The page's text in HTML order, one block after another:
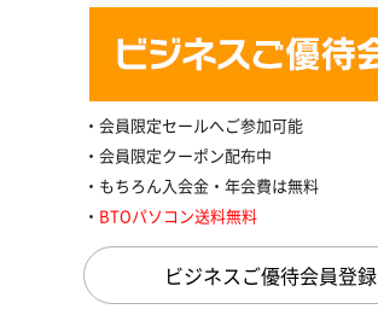
会員限定セールへご参加可能
会員限定クーポン配布中
もちろん入会金・年会費は無料
BTOパソコン送料無料
ビジネスご優待会員登録